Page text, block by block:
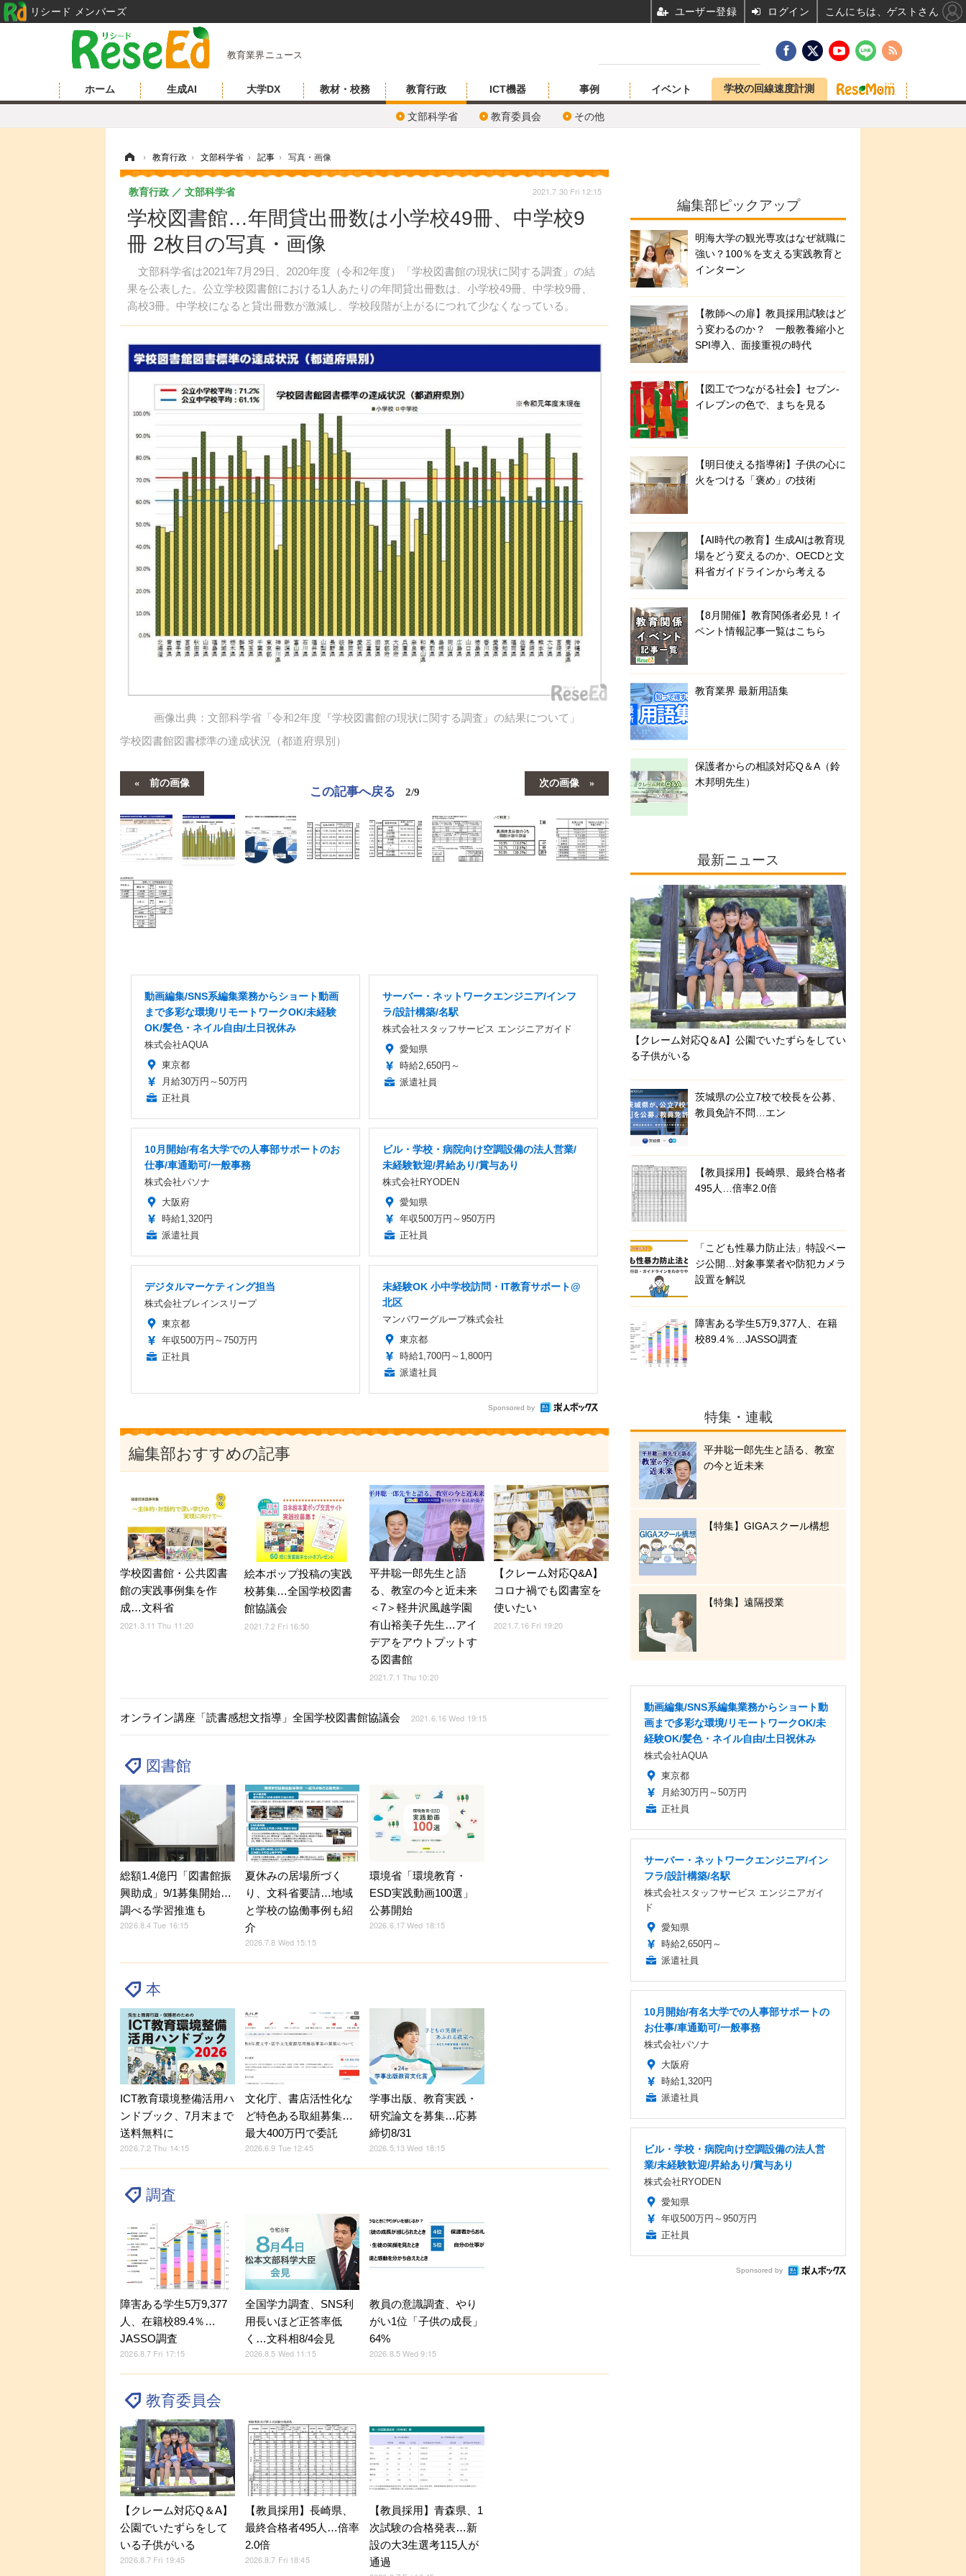
教育業界ニュース
ホーム 生成AI 大学DX 教材・校務 教育行政
文部科学省 教育委員会 その他
ICT機器 事例 イベント 学校の回線速度計測
› 教育行政 › 文部科学省 › 記事 › 写真・画像
学校図書館…年間貸出冊数は小学校49冊、中学校9
冊 2枚目の写真・画像
文部科学省は2021年7月29日、2020年度（令和2年度）「学校図書館の現状に関する調査」の結
果を公表した。公立学校図書館における1人あたりの年間貸出冊数は、小学校49冊、中学校9冊、
高校3冊。中学校になると貸出冊数が激減し、学校段階が上がるにつれて少なくなっている。
教育行政 文部科学省 2021.7.30 Fri 12:15
画像出典：文部科学省「令和2年度『学校図書館の現状に関する調査』の結果について」
学校図書館図書標準の達成状況（都道府県別）
前の画像 次の画像
この記事へ戻る 2/9
動画編集/SNS系編集業務からショート動画
まで多彩な環境/リモートワークOK/未経験
OK/髪色・ネイル自由/土日祝休み
株式会社AQUA
東京都
月給30万円～50万円
正社員
サーバー・ネットワークエンジニア/インフ
ラ/設計構築/名駅
株式会社スタッフサービス エンジニアガイド
愛知県
時給2,650円～
派遣社員
10月開始/有名大学での人事部サポートのお
仕事/車通勤可/一般事務
株式会社パソナ
大阪府
時給1,320円
派遣社員
ビル・学校・病院向け空調設備の法人営業/
未経験歓迎/昇給あり/賞与あり
株式会社RYODEN
愛知県
年収500万円～950万円
正社員
デジタルマーケティング担当
株式会社ブレインスリープ
東京都
年収500万円～750万円
正社員
未経験OK 小中学校訪問・IT教育サポート@
北区
マンパワーグループ株式会社
東京都
時給1,700円～1,800円
派遣社員
Sponsored by
編集部おすすめの記事
学校図書館・公共図書
館の実践事例集を作
成…文科省
2021.3.11 Thu 11:20
絵本ポップ投稿の実践
校募集…全国学校図書
館協議会
2021.7.2 Fri 16:50
平井聡一郎先生と語
る、教室の今と近未来
＜7＞軽井沢風越学園
有山裕美子先生…アイ
デアをアウトプットす
る図書館
2021.7.1 Thu 10:20
【クレーム対応Q&A】
コロナ禍でも図書室を
使いたい
2021.7.16 Fri 19:20
オンライン講座「読書感想文指導」全国学校図書館協議会 2021.6.16 Wed 19:15
図書館
総額1.4億円「図書館振
興助成」9/1募集開始…
調べる学習推進も
2026.8.4 Tue 16:15
夏休みの居場所づく
り、文科省要請…地域
と学校の協働事例も紹
介
2026.7.8 Wed 15:15
環境省「環境教育・
ESD実践動画100選」
公募開始
2026.6.17 Wed 18:15
本
ICT教育環境整備活用ハ
ンドブック、7月末まで
送料無料に
2026.7.2 Thu 14:15
文化庁、書店活性化な
ど特色ある取組募集…
最大400万円で委託
2026.6.9 Tue 12:45
学事出版、教育実践・
研究論文を募集…応募
締切8/31
2026.5.13 Wed 18:15
調査
障害ある学生5万9,377
人、在籍校89.4％…
JASSO調査
2026.8.7 Fri 17:15
全国学力調査、SNS利
用長いほど正答率低
く…文科相8/4会見
2026.8.5 Wed 11:15
教員の意識調査、やり
がい1位「子供の成長」
64%
2026.8.5 Wed 9:15
教育委員会
【クレーム対応Q＆A】
公園でいたずらをして
いる子供がいる
2026.8.7 Fri 19:45
【教員採用】長崎県、
最終合格者495人…倍率
2.0倍
2026.8.7 Fri 18:45
【教員採用】青森県、1
次試験の合格発表…新
設の大3生選考115人が
通過
編集部ピックアップ
明海大学の観光専攻はなぜ就職に
強い？100％を支える実践教育と
インターン
【教師への扉】教員採用試験はど
う変わるのか？ 一般教養縮小と
SPI導入、面接重視の時代
【図工でつながる社会】セブン‐
イレブンの色で、まちを見る
【明日使える指導術】子供の心に
火をつける「褒め」の技術
【AI時代の教育】生成AIは教育現
場をどう変えるのか、OECDと文
科省ガイドラインから考える
【8月開催】教育関係者必見！イ
ベント情報記事一覧はこちら
教育業界 最新用語集
保護者からの相談対応Q＆A（鈴
木邦明先生）
最新ニュース
【クレーム対応Q＆A】公園でいたずらをしてい
る子供がいる
茨城県の公立7校で校長を公募、
教員免許不問…エン
【教員採用】長崎県、最終合格者
495人…倍率2.0倍
「こども性暴力防止法」特設ペー
ジ公開…対象事業者や防犯カメラ
設置を解説
障害ある学生5万9,377人、在籍
校89.4％…JASSO調査
特集・連載
平井聡一郎先生と語る、教室
の今と近未来
【特集】GIGAスクール構想
【特集】遠隔授業
動画編集/SNS系編集業務からショート動
画まで多彩な環境/リモートワークOK/未
経験OK/髪色・ネイル自由/土日祝休み
株式会社AQUA
東京都
月給30万円～50万円
正社員
サーバー・ネットワークエンジニア/イン
フラ/設計構築/名駅
株式会社スタッフサービス エンジニアガイ
ド
愛知県
時給2,650円～
派遣社員
10月開始/有名大学での人事部サポートの
お仕事/車通勤可/一般事務
株式会社パソナ
大阪府
時給1,320円
派遣社員
ビル・学校・病院向け空調設備の法人営
業/未経験歓迎/昇給あり/賞与あり
株式会社RYODEN
愛知県
年収500万円～950万円
正社員
Sponsored by
リシード メンバーズ ユーザー登録 ログイン こんにちは、ゲストさん